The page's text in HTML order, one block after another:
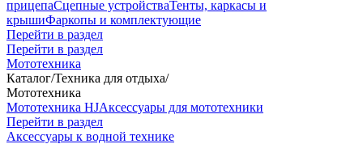
прицепаСцепные устройстваТенты, каркасы и
крышиФаркопы и комплектующие
Перейти в раздел
Перейти в раздел
Мототехника
Каталог/Техника для отдыха/
Мототехника
Мототехника HJАксессуары для мототехники
Перейти в раздел
Аксессуары к водной технике